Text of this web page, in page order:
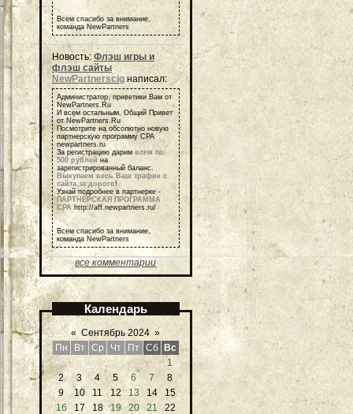
Всем спасибо за внимание,
команда NewPartners
Новость: Флэш игры и
флэш сайты
NewPartnerscig написал:
Администратор, приветики Вам от
NewPartners.Ru
И всем остальным, Общий Привет
от NewPartners.Ru
Посмотрите на обсолютно новую
партнерскую программу СРА
newpartners.ru
За регистрацию дарим всем по
500 рублей на
зарегистрированный баланс.
Выкупаем весь Ваш трафик с
сайта за дорого!
Узнай подробнее в партнерке -
ПАРТНЕРСКАЯ ПРОГРАММА
СРАhttp://aff.newpartners.ru/
Всем спасибо за внимание,
команда NewPartners
все комментарии
Календарь
« Сентябрь 2024 »
Пн
Вт Ср Чт Пт Сб Вс
1
2
3 4 5 6 7
8
9
10 11 12 13 14
15
16
17 18 19 20 21
22